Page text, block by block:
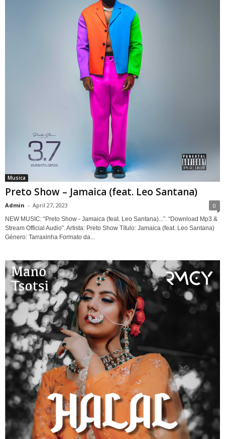
Musica
Preto Show – Jamaica (feat. Leo Santana)
Admin - April 27, 2023 0
NEW MUSIC: “Preto Show - Jamaica (feat. Leo Santana)...”. “Download Mp3 &
Stream Official Audio”. Artista: Preto Show Título: Jamaica (feat. Leo Santana)
Género: Tarraxinha Formato da...